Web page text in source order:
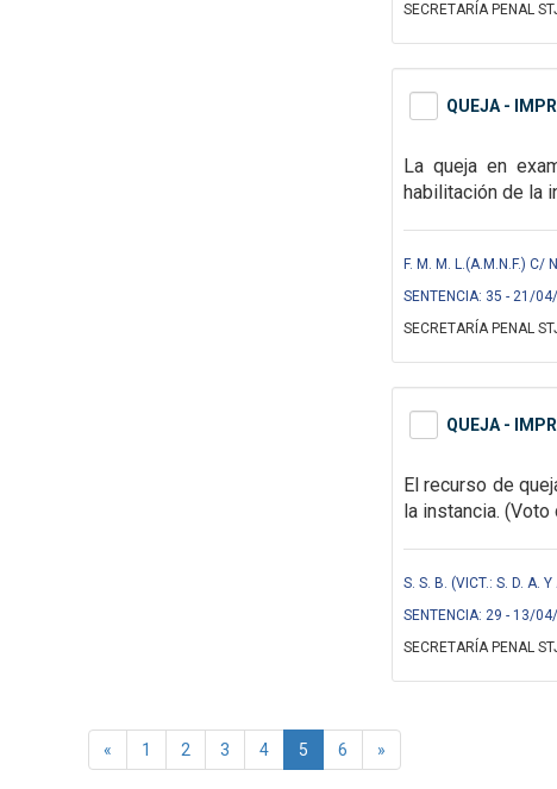
SECRETARÍA PENAL
QUEJA -
La queja en
habilitación de la
F. M. M. L.(A.M.N.F.) C/
SENTENCIA: 35 - 21/
SECRETARÍA PENAL
QUEJA -
El recurso de
la instancia. (Voto
S. S. B. (VICT.: S. D. A.
SENTENCIA: 29 - 13/
SECRETARÍA PENAL
« 1 2 3 4 5 6 »